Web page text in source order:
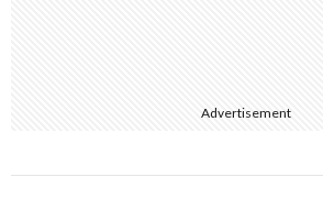
Advertisement